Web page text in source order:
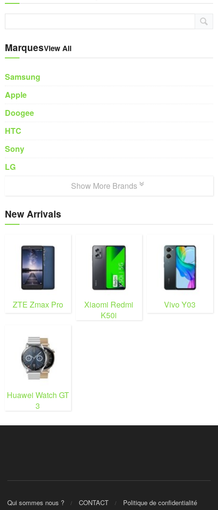
MarquesView All
Samsung
Apple
Doogee
HTC
Sony
LG
Show More Brands
New Arrivals
ZTE Zmax Pro
Xiaomi Redmi
K50i
Vivo Y03
Huawei Watch GT
3
Qui sommes nous ? CONTACT Politique de confidentialité